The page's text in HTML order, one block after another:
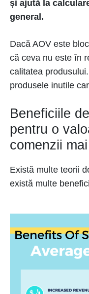
și ajută la
general.
Dacă AOV este
că ceva nu este în
calitatea
produsele inutile
Beneficiile
pentru o
comenzii
Există multe teorii
există multe